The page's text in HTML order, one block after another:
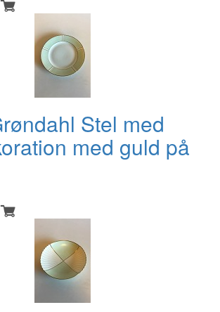
Stel med
med guld på